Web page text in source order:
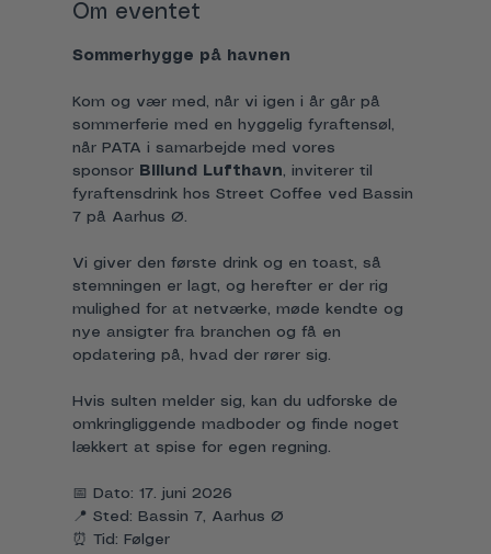
Om eventet
Sommerhygge på havnen
Kom og vær med, når vi igen i år går på
sommerferie med en hyggelig fyraftensøl,
når PATA i samarbejde med vores
sponsor Billund Lufthavn, inviterer til
fyraftensdrink hos Street Coffee ved Bassin
7 på Aarhus Ø.
Vi giver den første drink og en toast, så
stemningen er lagt, og herefter er der rig
mulighed for at netværke, møde kendte og
nye ansigter fra branchen og få en
opdatering på, hvad der rører sig.
Hvis sulten melder sig, kan du udforske de
omkringliggende madboder og finde noget
lækkert at spise for egen regning.
📅 Dato: 17. juni 2026
📍 Sted: Bassin 7, Aarhus Ø
⏰ Tid: Følger